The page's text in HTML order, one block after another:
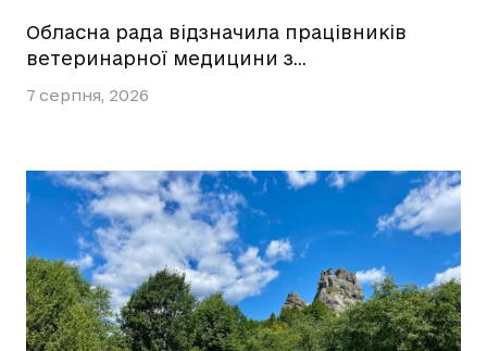
Обласна рада відзначила працівників
ветеринарної медицини з…
7 серпня, 2026